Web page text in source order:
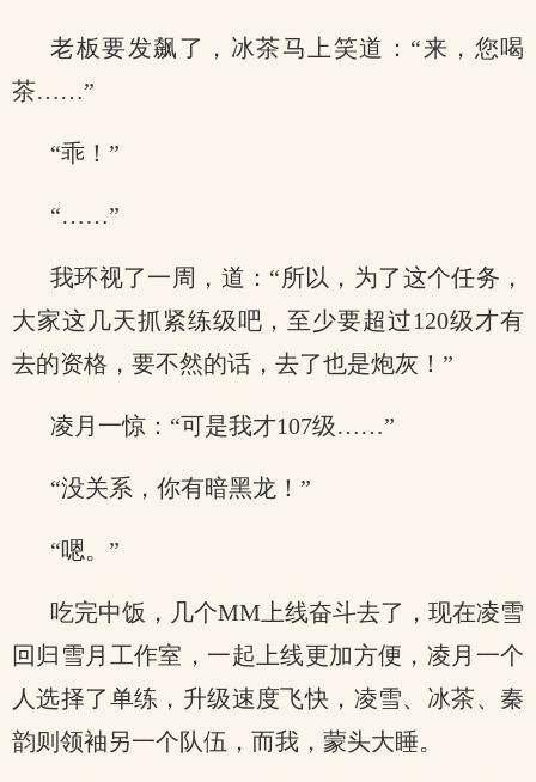
老板要发飙了，冰茶马上笑道：“来，您喝
茶……”
“乖！”
“……”
我环视了一周，道：“所以，为了这个任务，
大家这几天抓紧练级吧，至少要超过120级才有
去的资格，要不然的话，去了也是炮灰！”
凌月一惊：“可是我才107级……”
“没关系，你有暗黑龙！”
“嗯。”
吃完中饭，几个MM上线奋斗去了，现在凌雪
回归雪月工作室，一起上线更加方便，凌月一个
人选择了单练，升级速度飞快，凌雪、冰茶、秦
韵则领袖另一个队伍，而我，蒙头大睡。